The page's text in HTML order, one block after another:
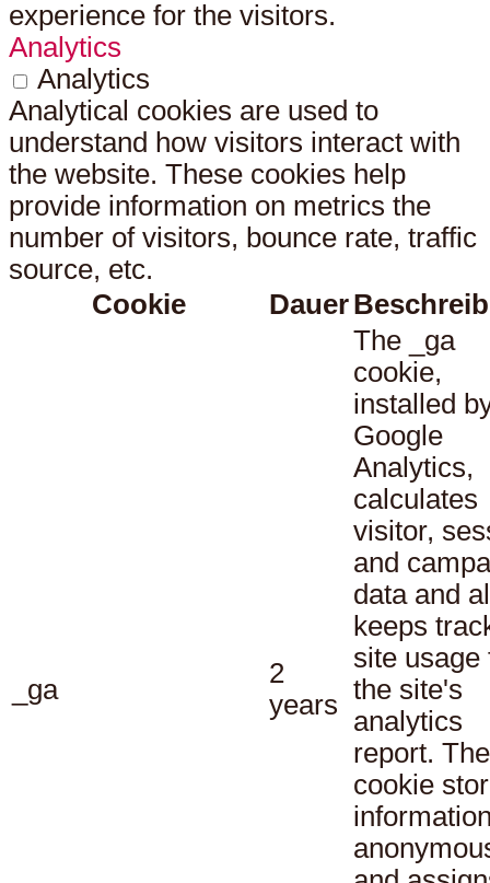
experience for the visitors.
Analytics
Analytics
Analytical cookies are used to
understand how visitors interact with
the website. These cookies help
provide information on metrics the
number of visitors, bounce rate, traffic
source, etc.
Cookie
Dauer
_ga
2
years
The _ga
cookie,
installed
Google
Analytics,
calculates
visitor,
and
data and
keeps
site usage
the site's
analytics
report. The
cookie